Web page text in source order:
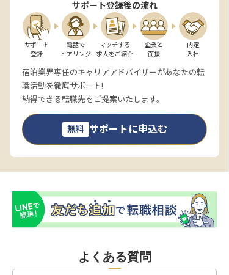
サポート登録後の流れ
サポート
登録
電話で
ヒアリング
マッチする
求人をご紹介
企業と
面接
内定
入社
宿泊業界専任のキャリアアドバイザーがあなたの転
職活動を徹底サポート!
納得できる転職先をご提案いたします。
無料 サポートに申込む
よくある質問